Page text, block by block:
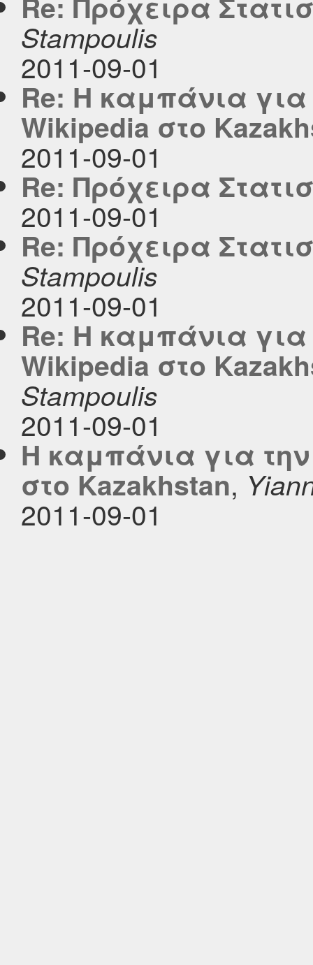
Stampoulis
2011-09-01
Re: H καμπάνια
Wikipedia στο
2011-09-01
Re: Πρόχειρα
2011-09-01
Re: Πρόχειρα
Stampoulis
2011-09-01
Re: H καμπάνια
Wikipedia στο
Stampoulis
2011-09-01
H καμπάνια για
στο Kazakhstan,
2011-09-01